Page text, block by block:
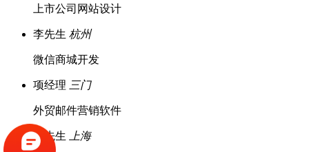
上市公司网站设计
李先生 杭州
微信商城开发
项经理 三门
外贸邮件营销软件
罗先生 上海